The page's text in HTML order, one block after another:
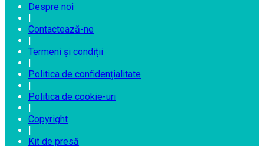
Despre noi
|
Contactează-ne
|
Termeni și condiții
|
Politica de confidențialitate
|
Politica de cookie-uri
|
Copyright
|
Kit de presă